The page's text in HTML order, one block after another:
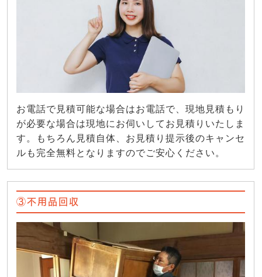
お電話で見積可能な場合はお電話で、現地見積もり
が必要な場合は現地にお伺いしてお見積りいたしま
す。もちろん見積自体、お見積り提示後のキャンセ
ルも完全無料となりますのでご安心ください。
③不用品回収